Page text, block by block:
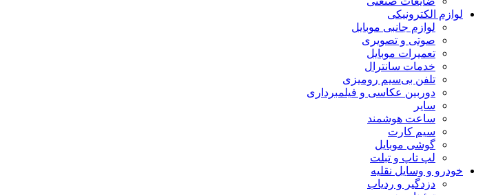
لوازم الکترونیکی
لوازم جانبی موبایل
صوتی و تصویری
تعمیرات موبایل
خدمات سانترال
تلفن بی‌سیم رومیزی
دوربین عکاسی و فیلمبرداری
سایر
ساعت هوشمند
سیم کارت
گوشی موبایل
لپ تاپ و تبلت
خودرو و وسایل نقلیه
دزدگیر و ردیاب